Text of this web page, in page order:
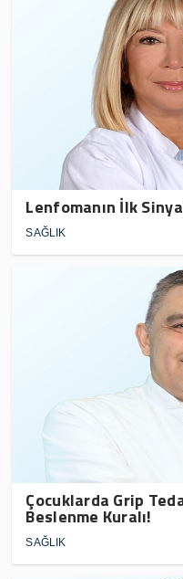
Lenfomanın İlk
SAĞLIK
Çocuklarda Grip
Beslenme Kuralı!
SAĞLIK